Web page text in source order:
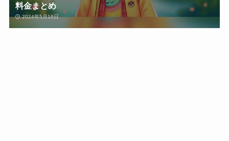
料金まとめ
2024年5月16日